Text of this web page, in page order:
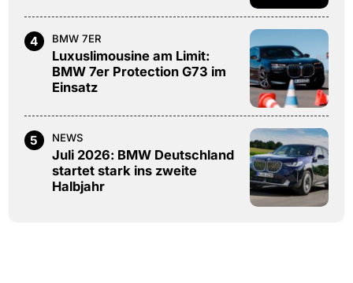
4 BMW 7ER
Luxuslimousine am Limit:
BMW 7er Protection G73 im
Einsatz
5 NEWS
Juli 2026: BMW Deutschland
startet stark ins zweite
Halbjahr